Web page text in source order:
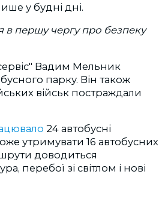
у будні дні.
в першу чергу про безпеку
Вадим Мельник
парку. Він також
військ постраждали
24 автобусні
утримувати 16 автобусних
доводиться
перебої зі світлом і нові